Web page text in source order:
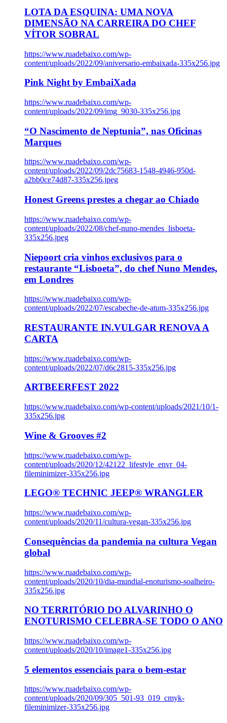
LOTA DA ESQUINA: UMA NOVA
DIMENSÃO NA CARREIRA DO CHEF
VÍTOR SOBRAL
https://www.ruadebaixo.com/wp-
content/uploads/2022/09/aniversario-embaixada-335x256.jpg
Pink Night by EmbaiXada
https://www.ruadebaixo.com/wp-
content/uploads/2022/09/img_9030-335x256.jpg
“O Nascimento de Neptunia”, nas Oficinas
Marques
https://www.ruadebaixo.com/wp-
content/uploads/2022/09/2dc75683-1548-4946-950d-
a2bb0ce74d87-335x256.jpeg
Honest Greens prestes a chegar ao Chiado
https://www.ruadebaixo.com/wp-
content/uploads/2022/08/chef-nuno-mendes_lisboeta-
335x256.jpeg
Niepoort cria vinhos exclusivos para o
restaurante “Lisboeta”, do chef Nuno Mendes,
em Londres
https://www.ruadebaixo.com/wp-
content/uploads/2022/07/escabeche-de-atum-335x256.jpg
RESTAURANTE IN.VULGAR RENOVA A
CARTA
https://www.ruadebaixo.com/wp-
content/uploads/2022/07/d6c2815-335x256.jpg
ARTBEERFEST 2022
https://www.ruadebaixo.com/wp-content/uploads/2021/10/1-
335x256.jpg
Wine & Grooves #2
https://www.ruadebaixo.com/wp-
content/uploads/2020/12/42122_lifestyle_envr_04-
fileminimizer-335x256.jpg
LEGO® TECHNIC JEEP® WRANGLER
https://www.ruadebaixo.com/wp-
content/uploads/2020/11/cultura-vegan-335x256.jpg
Consequências da pandemia na cultura Vegan
global
https://www.ruadebaixo.com/wp-
content/uploads/2020/10/dia-mundial-enoturismo-soalheiro-
335x256.jpg
NO TERRITÓRIO DO ALVARINHO O
ENOTURISMO CELEBRA-SE TODO O ANO
https://www.ruadebaixo.com/wp-
content/uploads/2020/10/image1-335x256.jpg
5 elementos essenciais para o bem-estar
https://www.ruadebaixo.com/wp-
content/uploads/2020/09/305_501-93_019_cmyk-
fileminimizer-335x256.jpg